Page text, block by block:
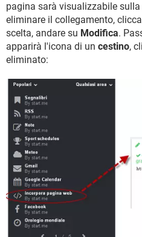
pagina sarà visualizzabile
eliminare il collegamento,
scelta, andare su Modifica.
apparirà l'icona di un cestino,
eliminato: